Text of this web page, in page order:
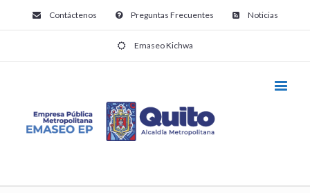
Contáctenos Preguntas Frecuentes Noticias
Emaseo Kichwa